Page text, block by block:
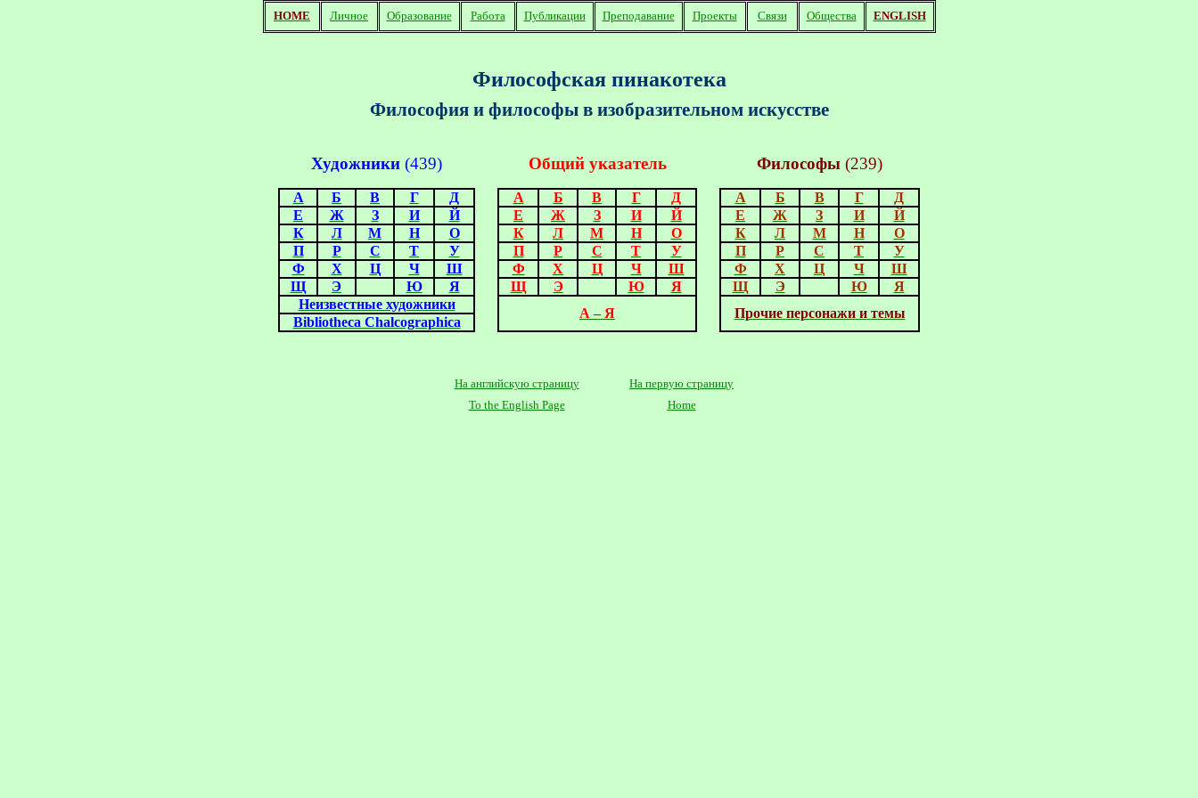
HOME Личное Образование Работа Публикации Преподавание Проекты Связи Общества ENGLISH
Философская пинакотека
Философия и философы в изобразительном искусстве
Художники (439) Общий указатель Философы (239)
А Б В Г Д А Б В Г Д А Б В Г
Д
Е
Ж З И Й Е Ж З И Й Е Ж З И
Й
К
Л М Н О К Л М Н О К Л М Н
О
П
Р С Т У П Р С Т У П Р С Т
У
Ф
Х Ц Ч Ш Ф Х Ц Ч Ш Ф Х Ц Ч
Ш
Щ
Э Ю Я Щ Э Ю Я Щ Э Ю
Я
Неизвестные художники
А – Я Прочие персонажи и темы
Bibliotheca Chalcographica
На английскую страницу
На первую страницу
To the English Page
Home